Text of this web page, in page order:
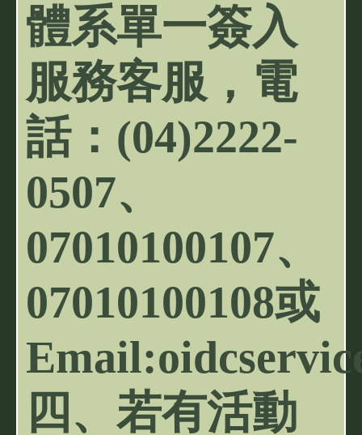
體系單一簽入
服務客服，電
話：(04)2222-
0507、
07010100107、
07010100108或
四、若有活動